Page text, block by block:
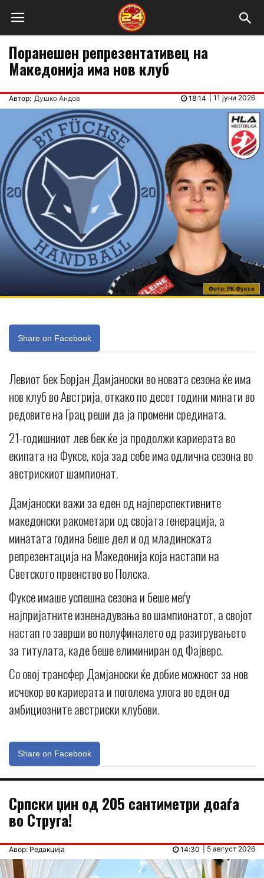
Поранешен репрезентативец на
Македонија има нов клуб
Автор: Душко Андов 11 јуни 2026
18:14
Фото: РК Фуксе
Share on Facebook
Левиот бек Борјан Дамјаноски во новата сезона ќе има
нов клуб во Австрија, откако по десет години минати во
редовите на Грац реши да ја промени средината.
21-годишниот лев бек ќе ја продолжи кариерата во
екипата на Фуксе, која зад себе има одлична сезона во
австрискиот шампионат.
Дамјаноски важи за еден од најперспективните
македонски ракометари од својата генерација, а
минатата година беше дел и од младинската
репрезентација на Македонија која настапи на
Светското првенство во Полска.
Фуксе имаше успешна сезона и беше меѓу
најпријатните изненадувања во шампионатот, а својот
настап го заврши во полуфиналето од разигрувањето
за титулата, каде беше елиминиран од Фајверс.
Со овој трансфер Дамјаноски ќе добие можност за нов
исчекор во кариерата и поголема улога во еден од
амбициозните австриски клубови.
Share on Facebook
Српски џин од 205 сантиметри доаѓа
во Струга!
Авор: Редакција | 5 август 2026
14:30